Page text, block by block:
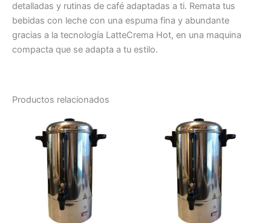
detalladas y rutinas de café adaptadas a ti. Remata tus
bebidas con leche con una espuma fina y abundante
gracias a la tecnología LatteCrema Hot, en una maquina
compacta que se adapta a tu estilo.
Productos relacionados